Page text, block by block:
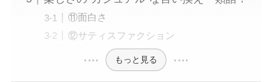
⑪面白さ
⑫サティスファクション
もっと見る